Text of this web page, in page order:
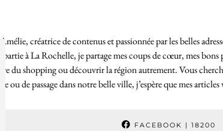
créatrice de contenus et passionnée par les belles
partie à La Rochelle, je partage mes coups de cœur, mes
du shopping ou découvrir la région autrement. Vous
ou de passage dans notre belle ville, j’espère que mes
FACEBOOK | 18200